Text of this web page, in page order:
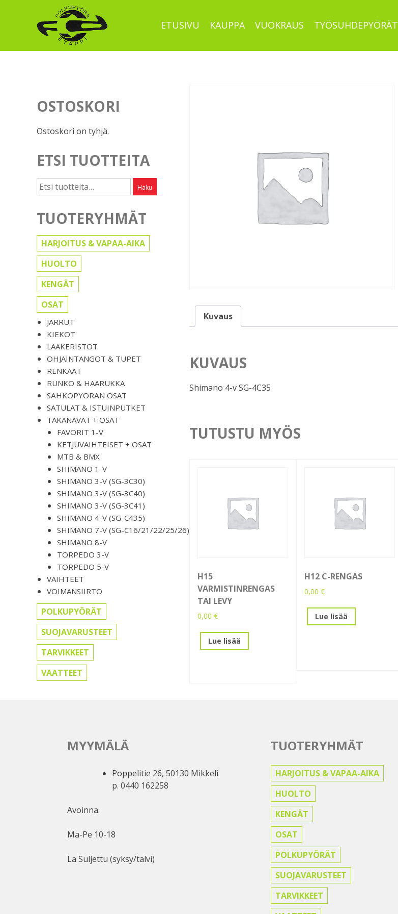
ETUSIVU KAUPPA VUOKRAUS TYÖSUHDEPYÖRÄT
OSTOSKORI
Ostoskori on tyhjä.
ETSI TUOTTEITA
Etsi: Haku
TUOTERYHMÄT
HARJOITUS & VAPAA-AIKA
HUOLTO
KENGÄT
OSAT
JARRUT
KIEKOT
LAAKERISTOT
OHJAINTANGOT & TUPET
RENKAAT
RUNKO & HAARUKKA
SÄHKÖPYÖRÄN OSAT
SATULAT & ISTUINPUTKET
TAKANAVAT + OSAT
FAVORIT 1-V
KETJUVAIHTEISET + OSAT
MTB & BMX
SHIMANO 1-V
SHIMANO 3-V (SG-3C30)
SHIMANO 3-V (SG-3C40)
SHIMANO 3-V (SG-3C41)
SHIMANO 4-V (SG-C435)
SHIMANO 7-V (SG-C16/21/22/25/26)
SHIMANO 8-V
TORPEDO 3-V
TORPEDO 5-V
VAIHTEET
VOIMANSIIRTO
POLKUPYÖRÄT
SUOJAVARUSTEET
TARVIKKEET
VAATTEET
Kuvaus
KUVAUS
Shimano 4-v SG-4C35
TUTUSTU MYÖS
H15
VARMISTINRENGAS
TAI LEVY
0,00 €
Lue lisää
H12 C-RENGAS
0,00 €
Lue lisää
MYYMÄLÄ
Poppelitie 26, 50130 Mikkeli
p. 0440 162258
Avoinna:
Ma-Pe 10-18
La Suljettu (syksy/talvi)
TUOTERYHMÄT
HARJOITUS & VAPAA-AIKA
HUOLTO
KENGÄT
OSAT
POLKUPYÖRÄT
SUOJAVARUSTEET
TARVIKKEET